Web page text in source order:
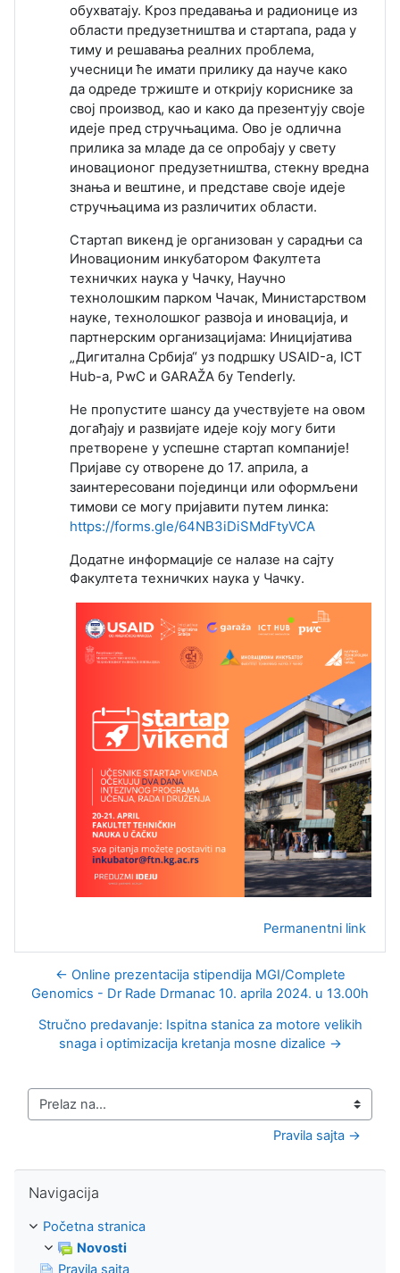
обухватају. Кроз предавања и радионице из
области предузетништва и стартапа, рада у
тиму и решавања реалних проблема,
учесници ће имати прилику да науче како
да одреде тржиште и открију кориснике за
свој производ, као и како да презентују своје
идеје пред стручњацима. Ово је одлична
прилика за младе да се опробају у свету
иновационог предузетништва, стекну вредна
знања и вештине, и представе своје идеје
стручњацима из различитих области.
Стартап викенд је организован у сарадњи са
Иновационим инкубатором Факултета
техничких наука у Чачку, Научно
технолошким парком Чачак, Министарством
науке, технолошког развоја и иновација, и
партнерским организацијама: Иницијатива
„Дигитална Србија“ уз подршку USAID-а, ICT
Hub-a, PwC и GARAŽA бy Tenderly.
Не пропустите шансу да учествујете на овом
догађају и развијате идеје коју могу бити
претворене у успешне стартап компаније!
Пријаве су отворене до 17. априла, а
заинтересовани појединци или оформљени
тимови се могу пријавити путем линка:
https://forms.gle/64NB3iDiSMdFtyVCA
Додатне информације се налазе на сајту
Факултета техничких наука у Чачку.
Permanentni link
← Online prezentacija stipendija MGI/Complete
Genomics - Dr Rade Drmanac 10. aprila 2024. u 13.00h
Stručno predavanje: Ispitna stanica za motore velikih
snaga i optimizacija kretanja mosne dizalice →
Prelaz na...
Pravila sajta →
Navigacija
Početna stranica
Novosti
Pravila sajta